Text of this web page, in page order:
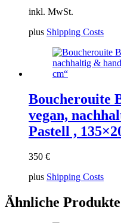
inkl. MwSt.
plus Shipping Costs
Boucherouite
vegan,
Pastell ,
350 €
plus Shipping Costs
Ähnliche Produkte